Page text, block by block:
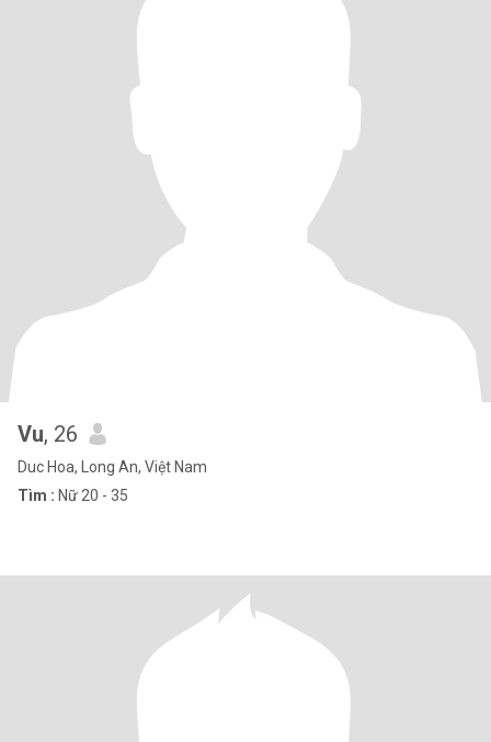
Vu, 26
Duc Hoa, Long An, Việt Nam
Tìm : Nữ 20 - 35